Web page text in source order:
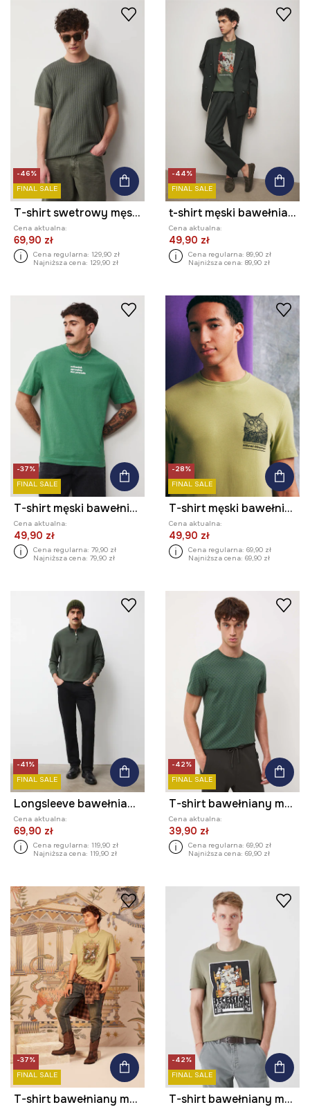
-46%
FINAL SALE
T-shirt swetrowy męski bawełniany
Cena aktualna:
69,90 zł
Cena regularna: 129,90 zł
Najniższa cena: 129,90 zł
-44%
FINAL SALE
t-shirt męski bawełniany z kolekcji Ilona Tambor x Medicine
Cena aktualna:
49,90 zł
Cena regularna: 89,90 zł
Najniższa cena: 89,90 zł
-37%
FINAL SALE
T-shirt męski bawełniany by Jagoda Pecela, Grafika Polska
Cena aktualna:
49,90 zł
Cena regularna: 79,90 zł
Najniższa cena: 79,90 zł
-28%
FINAL SALE
T-shirt męski bawełniany z elastanem by Aleksandra Czarny, Grafika Polska
Cena aktualna:
49,90 zł
Cena regularna: 69,90 zł
Najniższa cena: 69,90 zł
-41%
FINAL SALE
Longsleeve bawełniany męski z półgolfem
Cena aktualna:
69,90 zł
Cena regularna: 119,90 zł
Najniższa cena: 119,90 zł
-42%
FINAL SALE
T-shirt bawełniany męski z elastanem z drobnym wzorem
Cena aktualna:
39,90 zł
Cena regularna: 69,90 zł
Najniższa cena: 69,90 zł
-37%
FINAL SALE
T-shirt bawełniany męski z kolekcji Lands of Legends – Arkadia
-42%
FINAL SALE
T-shirt bawełniany męski z kolekcji Eviva L'arte kolor zielony